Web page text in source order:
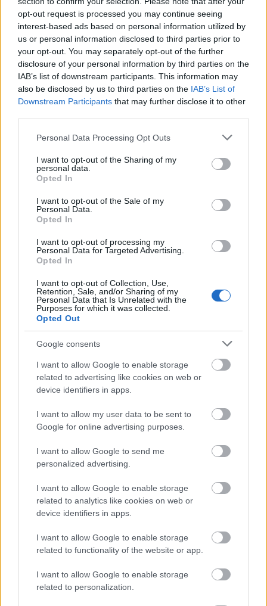
opt-out request is processed you may continue seeing
interest-based ads based on personal information utilized by
us or personal information disclosed to third parties prior to
your opt-out. You may separately opt-out of the further
disclosure of your personal information by third parties on the
IAB’s list of downstream participants. This information may
also be disclosed by us to third parties on the IAB’s List of
Downstream Participants that may further disclose it to other
Please note that this website/app uses one or more Google
not limited to your visit or usage behaviour. You may click to
grant or deny consent to Google and its third-party tags to
use your data for below specified purposes in below Google
consent section.
Personal Data Processing Opt Outs
I want to opt-out of the Sharing of my
personal data.
Opted In
I want to opt-out of the Sale of my
Personal Data.
Opted In
I want to opt-out of processing my
Personal Data for Targeted Advertising.
Opted In
I want to opt-out of Collection, Use,
Retention, Sale, and/or Sharing of my
Personal Data that Is Unrelated with the
Purposes for which it was collected.
Opted Out
Google consents
I want to allow Google to enable storage
related to advertising like cookies on web or
device identifiers in apps.
I want to allow my user data to be sent to
Google for online advertising purposes.
I want to allow Google to send me
personalized advertising.
I want to allow Google to enable storage
related to analytics like cookies on web or
device identifiers in apps.
I want to allow Google to enable storage
related to functionality of the website or app.
I want to allow Google to enable storage
related to personalization.
görög epret itthon átcsomagolják, és magyar
eperként árusítják. De miért jobb a magyar eper,
mint az import? Az itt a Szezon! bevásárlóközösség
munkatársaival beszélgettünk a kérdésről. Fotó: itt…
Májusi szezonális receptek
Májusban szezonális zöldségek közül az egyik
kedvencem a spárga. Hiszen kb. 95%-a víz, emellett
energiatartalma is kedvező, ezért jól beilleszthető
fogyókúrázók étrendjébe. Emellett kiemelendő B1-,
B2-, C-, K- és E-vitamin-, valamit foláttartalma,
ásványi anyagok közül jelentős a…
Szezonális medvehagymás receptek